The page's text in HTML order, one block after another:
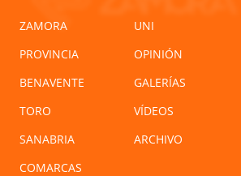
ZAMORA
PROVINCIA
BENAVENTE
TORO
SANABRIA
COMARCAS
UNI
OPINIÓN
GALERÍAS
VÍDEOS
ARCHIVO